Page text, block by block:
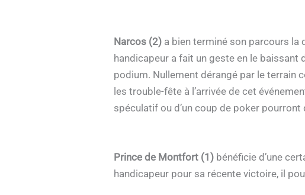
Narcos (2) a bien terminé son parcours la
handicapeur a fait un geste en le baissant
podium. Nullement dérangé par le terrain
les trouble-fête à l’arrivée de cet
spéculatif ou d’un coup de poker
Prince de Montfort (1) bénéficie d’une
handicapeur pour sa récente victoire, il